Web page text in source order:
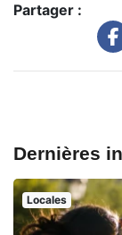
Partager :
Dernières
Locales